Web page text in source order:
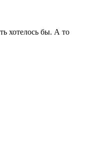
хотелось бы. А то